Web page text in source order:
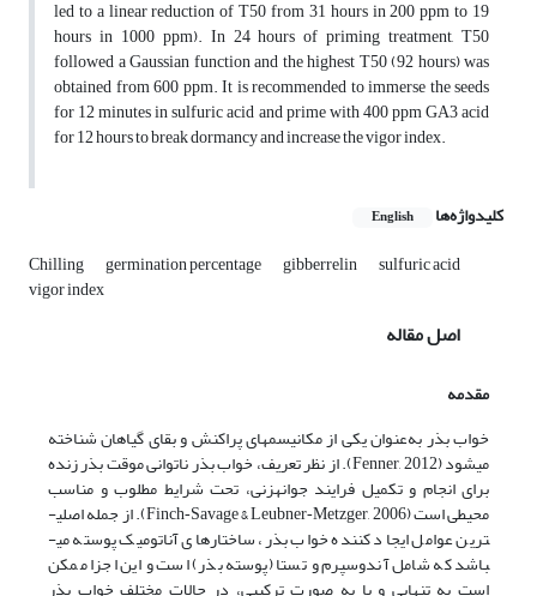
led to a linear reduction of T50 from 31 hours in 200 ppm to 19
hours in 1000 ppm). In 24 hours of priming treatment, T50
followed a Gaussian function and the highest T50 (92 hours) was
obtained from 600 ppm. It is recommended to immerse the seeds
for 12 minutes in sulfuric acid and prime with 400 ppm GA3 acid
for 12 hours to break dormancy and increase the vigor index.
کلیدواژه‌ها English
Chilling germination percentage gibberrelin sulfuric acid
vigor index
اصل مقاله
مقدمه
خواب بذر به‌عنوان یکی از مکانیسم­های پراکنش و بقای گیاهان شناخته
می­شود (Fenner, 2012). از نظر تعریف، خواب بذر ناتوانی موقت بذر زنده
برای انجام و تکمیل فرایند جوانه­زنی، تحت شرایط مطلوب و مناسب
محیطی است (Finch‐Savage & Leubner‐Metzger, 2006). از جمله اصلی­
ترین عوامل ایجاد کننده خواب بذر، ساختارهای آناتومیک پوسته می­
باشد که شامل آندوسپرم و تستا (پوسته بذر) است و این اجزا ممکن